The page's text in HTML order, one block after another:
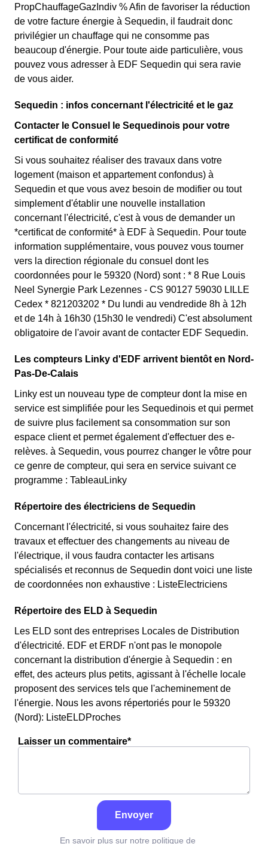
PropChauffageGazIndiv % Afin de favoriser la réduction
de votre facture énergie à Sequedin, il faudrait donc
privilégier un chauffage qui ne consomme pas
beaucoup d'énergie. Pour toute aide particulière, vous
pouvez vous adresser à EDF Sequedin qui sera ravie
de vous aider.
Sequedin : infos concernant l'électricité et le gaz
Contacter le Consuel le Sequedinois pour votre
certificat de conformité
Si vous souhaitez réaliser des travaux dans votre
logement (maison et appartement confondus) à
Sequedin et que vous avez besoin de modifier ou tout
simplement d'établir une nouvelle installation
concernant l'électricité, c'est à vous de demander un
*certificat de conformité* à EDF à Sequedin. Pour toute
information supplémentaire, vous pouvez vous tourner
vers la direction régionale du consuel dont les
coordonnées pour le 59320 (Nord) sont : * 8 Rue Louis
Neel Synergie Park Lezennes - CS 90127 59030 LILLE
Cedex * 821203202 * Du lundi au vendredide 8h à 12h
et de 14h à 16h30 (15h30 le vendredi) C'est absolument
obligatoire de l'avoir avant de contacter EDF Sequedin.
Les compteurs Linky d'EDF arrivent bientôt en Nord-
Pas-De-Calais
Linky est un nouveau type de compteur dont la mise en
service est simplifiée pour les Sequedinois et qui permet
de suivre plus facilement sa consommation sur son
espace client et permet également d'effectuer des e-
relèves. à Sequedin, vous pourrez changer le vôtre pour
ce genre de compteur, qui sera en service suivant ce
programme : TableauLinky
Répertoire des électriciens de Sequedin
Concernant l'électricité, si vous souhaitez faire des
travaux et effectuer des changements au niveau de
l'électrique, il vous faudra contacter les artisans
spécialisés et reconnus de Sequedin dont voici une liste
de coordonnées non exhaustive : ListeElectriciens
Répertoire des ELD à Sequedin
Les ELD sont des entreprises Locales de Distribution
d'électricité. EDF et ERDF n'ont pas le monopole
concernant la distribution d'énergie à Sequedin : en
effet, des acteurs plus petits, agissant à l'échelle locale
proposent des services tels que l'acheminement de
l'énergie. Nous les avons répertoriés pour le 59320
(Nord): ListeELDProches
Laisser un commentaire*
Envoyer
En savoir plus sur notre politique de